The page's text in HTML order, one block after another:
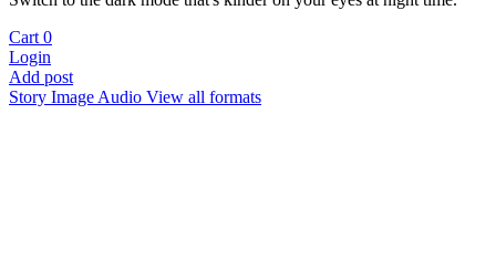
Cart 0
Login
Add post
Story Image Audio View all formats